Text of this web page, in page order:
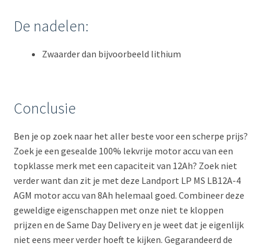
De nadelen:
Zwaarder dan bijvoorbeeld lithium
Conclusie
Ben je op zoek naar het aller beste voor een scherpe prijs?
Zoek je een gesealde 100% lekvrije motor accu van een
topklasse merk met een capaciteit van 12Ah? Zoek niet
verder want dan zit je met deze Landport LP MS LB12A-4
AGM motor accu van 8Ah helemaal goed. Combineer deze
geweldige eigenschappen met onze niet te kloppen
prijzen en de Same Day Delivery en je weet dat je eigenlijk
niet eens meer verder hoeft te kijken. Gegarandeerd de